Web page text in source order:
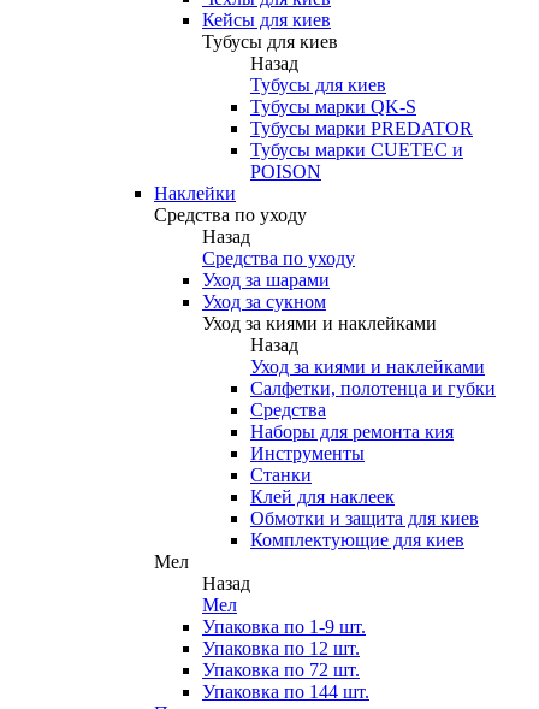
Кейсы для киев
Тубусы для киев
Назад
Тубусы для киев
Тубусы марки QK-S
Тубусы марки PREDATOR
Тубусы марки CUETEC и
POISON
Наклейки
Средства по уходу
Назад
Средства по уходу
Уход за шарами
Уход за сукном
Уход за киями и наклейками
Назад
Уход за киями и наклейками
Салфетки, полотенца и губки
Средства
Наборы для ремонта кия
Инструменты
Станки
Клей для наклеек
Обмотки и защита для киев
Комплектующие для киев
Мел
Назад
Мел
Упаковка по 1-9 шт.
Упаковка по 12 шт.
Упаковка по 72 шт.
Упаковка по 144 шт.